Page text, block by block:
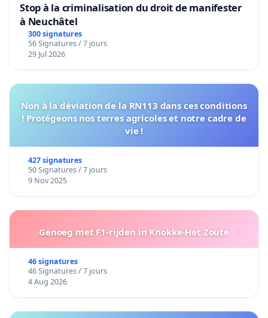
Stop à la criminalisation du droit de manifester
à Neuchâtel
300 signatures
56 Signatures / 7 jours
29 Jul 2026
Non à la déviation de la RN113 dans ces conditions
! Protégeons nos terres agricoles et notre cadre de
vie !
427 signatures
50 Signatures / 7 jours
9 Nov 2025
Genoeg met F1-rijden in Knokke-Het Zoute
46 signatures
46 Signatures / 7 jours
4 Aug 2026